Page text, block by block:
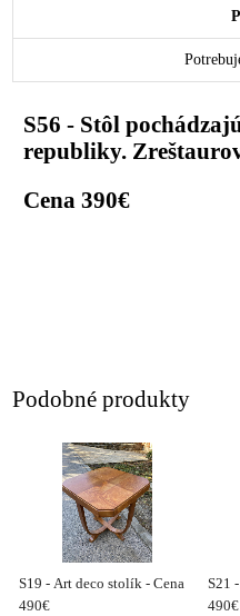
S56 - Stôl
republiky.
Cena 390€
Podobné produkty
S19 - Art deco stolík - Cena
490€
S21
490€